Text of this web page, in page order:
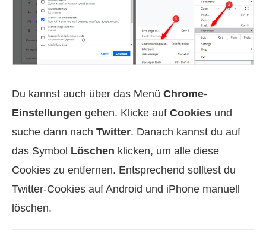
Du kannst auch über das Menü Chrome-
Einstellungen gehen. Klicke auf Cookies und
suche dann nach Twitter. Danach kannst du auf
das Symbol Löschen klicken, um alle diese
Cookies zu entfernen. Entsprechend solltest du
Twitter-Cookies auf Android und iPhone manuell
löschen.